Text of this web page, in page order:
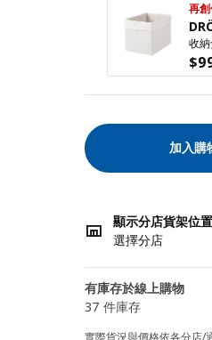
再
$
加入購
顯示分店貨架位置
選擇分店
有庫存於線上購物
37 件庫存
實際貨況與價格依各分店/